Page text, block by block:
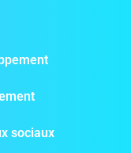
sociaux